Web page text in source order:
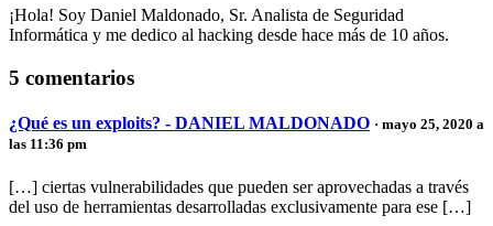
¡Hola! Soy Daniel Maldonado, Sr. Analista de Seguridad
Informática y me dedico al hacking desde hace más de 10 años.
5 comentarios
¿Qué es un exploits? - DANIEL MALDONADO · mayo 25, 2020 a
las 11:36 pm
[…] ciertas vulnerabilidades que pueden ser aprovechadas a través
del uso de herramientas desarrolladas exclusivamente para ese […]